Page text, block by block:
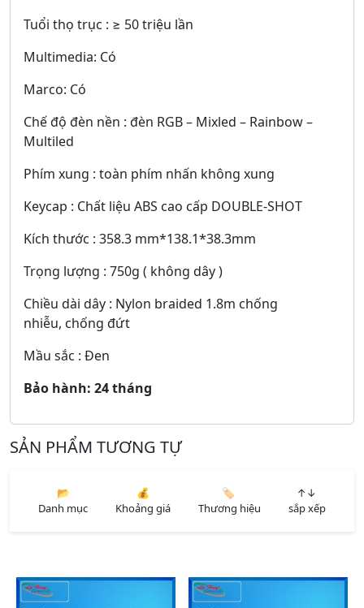
Tuổi thọ trục : ≥ 50 triệu lần
Multimedia: Có
Marco: Có
Chế độ đèn nền : đèn RGB – Mixled – Rainbow –
Multiled
Phím xung : toàn phím nhấn không xung
Keycap : Chất liệu ABS cao cấp DOUBLE-SHOT
Kích thước : 358.3 mm*138.1*38.3mm
Trọng lượng : 750g ( không dây )
Chiều dài dây : Nylon braided 1.8m chống
nhiễu, chống đứt
Mầu sắc : Đen
Bảo hành: 24 tháng
SẢN PHẨM TƯƠNG TỰ
📂
Danh mục
💰
Khoảng giá
🏷️
Thương hiệu
↑↓
sắp xếp